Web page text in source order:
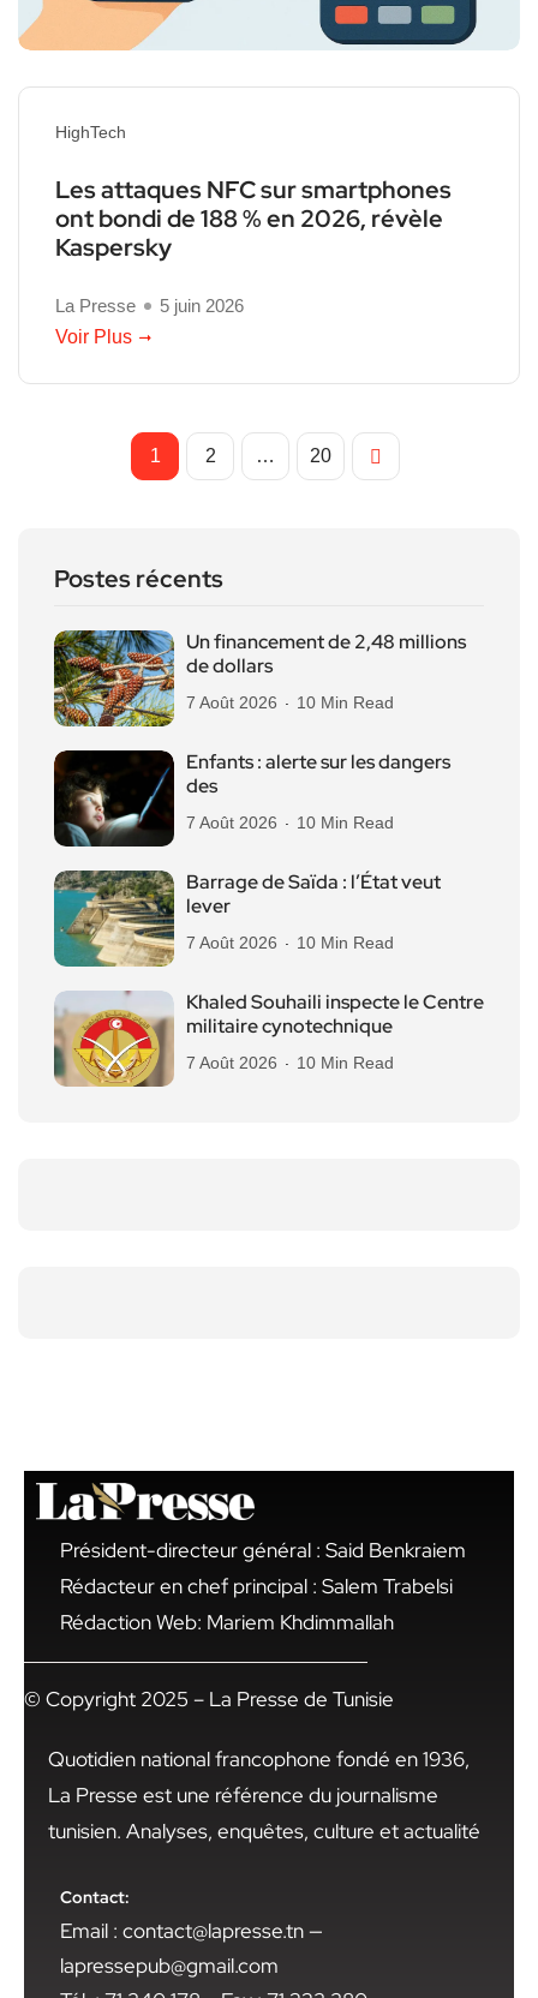
HighTech
Les attaques NFC sur smartphones
ont bondi de 188 % en 2026, révèle
Kaspersky
La Presse
5 juin 2026
Voir Plus
1 2 … 20
Postes récents
Un financement de 2,48 millions
de dollars
7 Août 2026 10 Min Read
Enfants : alerte sur les dangers
des
7 Août 2026 10 Min Read
Barrage de Saïda : l’État veut
lever
7 Août 2026 10 Min Read
Khaled Souhaili inspecte le Centre
militaire cynotechnique
7 Août 2026 10 Min Read
Président-directeur général : Said Benkraiem
Rédacteur en chef principal : Salem Trabelsi
Rédaction Web: Mariem Khdimmallah
© Copyright 2025 – La Presse de Tunisie
Quotidien national francophone fondé en 1936,
La Presse est une référence du journalisme
tunisien. Analyses, enquêtes, culture et actualité
Contact:
Email : contact@lapresse.tn —
lapressepub@gmail.com